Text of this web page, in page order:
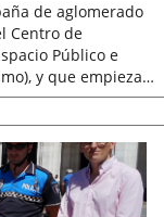
de aglomerado
Centro de
Público e
y que empieza